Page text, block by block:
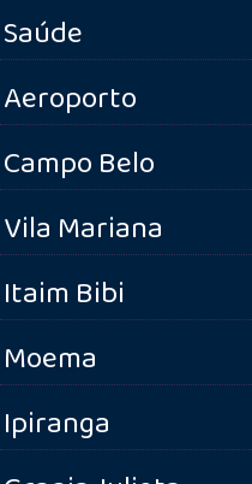
Saúde
Aeroporto
Campo Belo
Vila Mariana
Itaim Bibi
Moema
Ipiranga